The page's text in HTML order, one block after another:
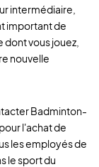
intermédiaire,
important de
vous jouez,
nouvelle
Badminton-
l'achat de
les employés de
le sport du